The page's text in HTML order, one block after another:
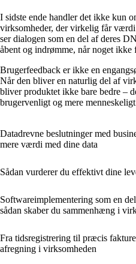
I sidste ende handler det ikke kun
virksomheder, der virkelig får
ser dialogen som en del af deres
åbent og indrømme, når noget ikke
Brugerfeedback er ikke en
Når den bliver en naturlig del af
bliver produktet ikke bare bedre –
brugervenligt og mere
Datadrevne beslutninger med
mere værdi med dine data
Sådan vurderer du effektivt dine
Softwareimplementering som en
sådan skaber du sammenhæng i
Fra tidsregistrering til præcis
afregning i virksomheden